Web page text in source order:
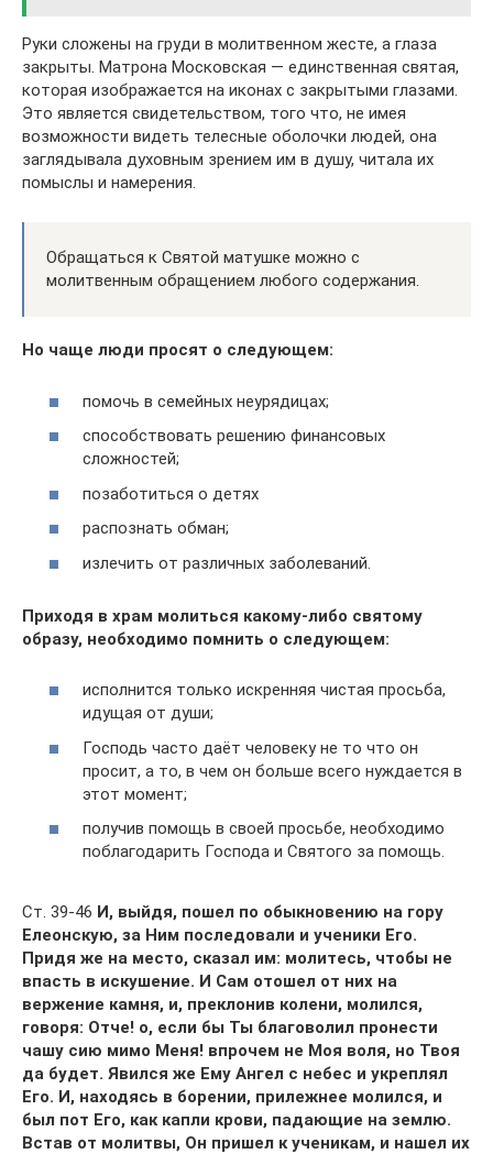
Руки сложены на груди в молитвенном жесте, а глаза
закрыты. Матрона Московская — единственная святая,
которая изображается на иконах с закрытыми глазами.
Это является свидетельством, того что, не имея
возможности видеть телесные оболочки людей, она
заглядывала духовным зрением им в душу, читала их
помыслы и намерения.
Обращаться к Святой матушке можно с
молитвенным обращением любого содержания.
Но чаще люди просят о следующем:
помочь в семейных неурядицах;
способствовать решению финансовых
сложностей;
позаботиться о детях
распознать обман;
излечить от различных заболеваний.
Приходя в храм молиться какому-либо святому
образу, необходимо помнить о следующем:
исполнится только искренняя чистая просьба,
идущая от души;
Господь часто даёт человеку не то что он
просит, а то, в чем он больше всего нуждается в
этот момент;
получив помощь в своей просьбе, необходимо
поблагодарить Господа и Святого за помощь.
Ст. 39-46 И, выйдя, пошел по обыкновению на гору
Елеонскую, за Ним последовали и ученики Его.
Придя же на место, сказал им: молитесь, чтобы не
впасть в искушение. И Сам отошел от них на
вержение камня, и, преклонив колени, молился,
говоря: Отче! о, если бы Ты благоволил пронести
чашу сию мимо Меня! впрочем не Моя воля, но Твоя
да будет. Явился же Ему Ангел с небес и укреплял
Его. И, находясь в борении, прилежнее молился, и
был пот Его, как капли крови, падающие на землю.
Встав от молитвы, Он пришел к ученикам, и нашел их